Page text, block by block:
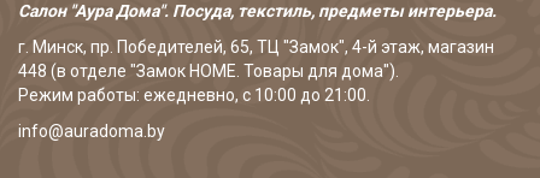
Салон "Аура Дома". Посуда, текстиль, предметы интерьера.
г. Минск, пр. Победителей, 65, ТЦ "Замок", 4-й этаж, магазин
448 (в отделе "Замок HOME. Товары для дома").
Режим работы: ежедневно, с 10:00 до 21:00.
info@auradoma.by